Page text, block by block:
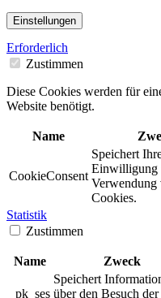
Einstellungen
Erforderlich
Zustimmen
Diese Cookies werden für
Website benötigt.
Name
CookieConsent
Speichert
Einwilligung
Verwendung
Cookies.
Statistik
Zustimmen
Name Zweck
_pk_ses
Speichert
über den Besuch der